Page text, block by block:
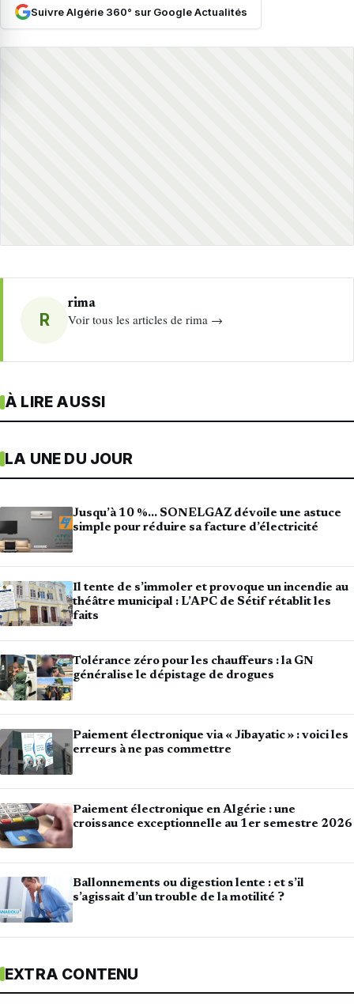
Suivre Algérie 360° sur Google Actualités
R
rima
Voir tous les articles de rima →
À LIRE AUSSI
LA UNE DU JOUR
Jusqu’à 10 %… SONELGAZ dévoile une astuce
simple pour réduire sa facture d’électricité
Il tente de s’immoler et provoque un incendie au
théâtre municipal : L’APC de Sétif rétablit les
faits
Tolérance zéro pour les chauffeurs : la GN
généralise le dépistage de drogues
Paiement électronique via « Jibayatic » : voici les
erreurs à ne pas commettre
Paiement électronique en Algérie : une
croissance exceptionnelle au 1er semestre 2026
Ballonnements ou digestion lente : et s’il
s’agissait d’un trouble de la motilité ?
EXTRA CONTENU